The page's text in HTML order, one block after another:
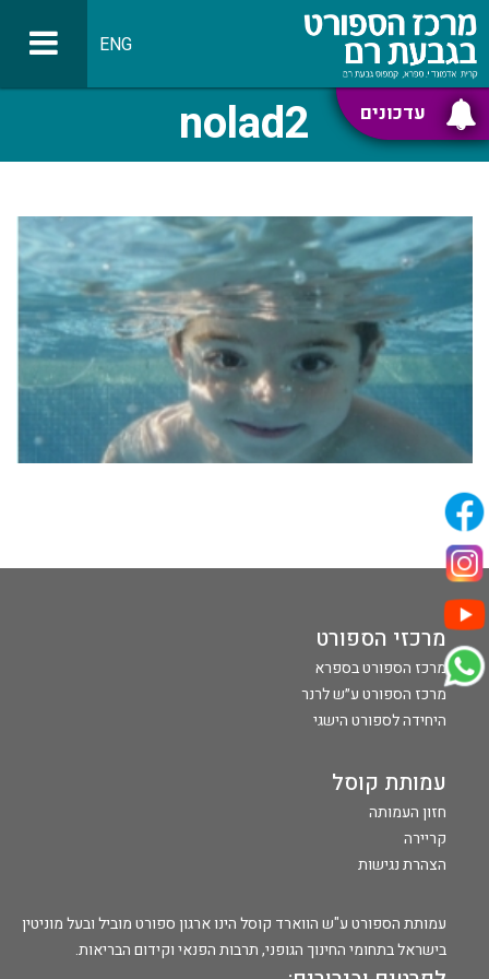
עדכונים
ENG
nolad2
מרכזי הספורט
מרכז הספורט בספרא
מרכז הספורט ע״ש לרנר
היחידה לספורט הישגי
עמותת קוסל
חזון העמותה
קריירה
הצהרת נגישות
עמותת הספורט ע"ש הווארד קוסל הינו ארגון ספורט מוביל ובעל מוניטין
בישראל בתחומי החינוך הגופני, תרבות הפנאי וקידום הבריאות.